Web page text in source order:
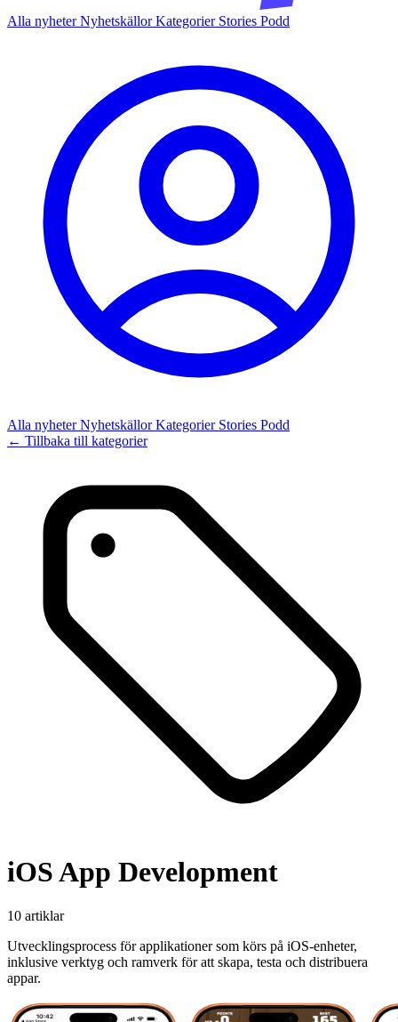
Alla nyheterNyhetskällorKategorier Stories Podd
Alla nyheterNyhetskällorKategorier Stories Podd
← Tillbaka till kategorier
iOS App Development
10 artiklar
Utvecklingsprocess för applikationer som körs på iOS-enheter,
inklusive verktyg och ramverk för att skapa, testa och distribuera
appar.